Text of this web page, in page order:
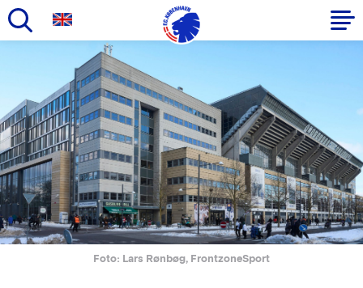
hovedindhold
navigation
Foto: Lars Rønbøg, FrontzoneSport